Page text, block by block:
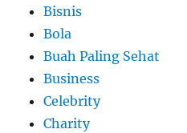
Bisnis
Bola
Buah Paling Sehat
Business
Celebrity
Charity